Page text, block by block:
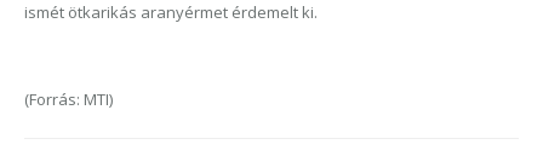
ismét ötkarikás aranyérmet érdemelt ki.
(Forrás: MTI)